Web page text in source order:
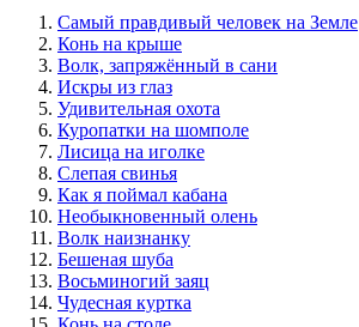
Самый правдивый человек на Земле
Конь на крыше
Волк, запряжённый в сани
Искры из глаз
Удивительная охота
Куропатки на шомполе
Лисица на иголке
Слепая свинья
Как я поймал кабана
Необыкновенный олень
Волк наизнанку
Бешеная шуба
Восьминогий заяц
Чудесная куртка